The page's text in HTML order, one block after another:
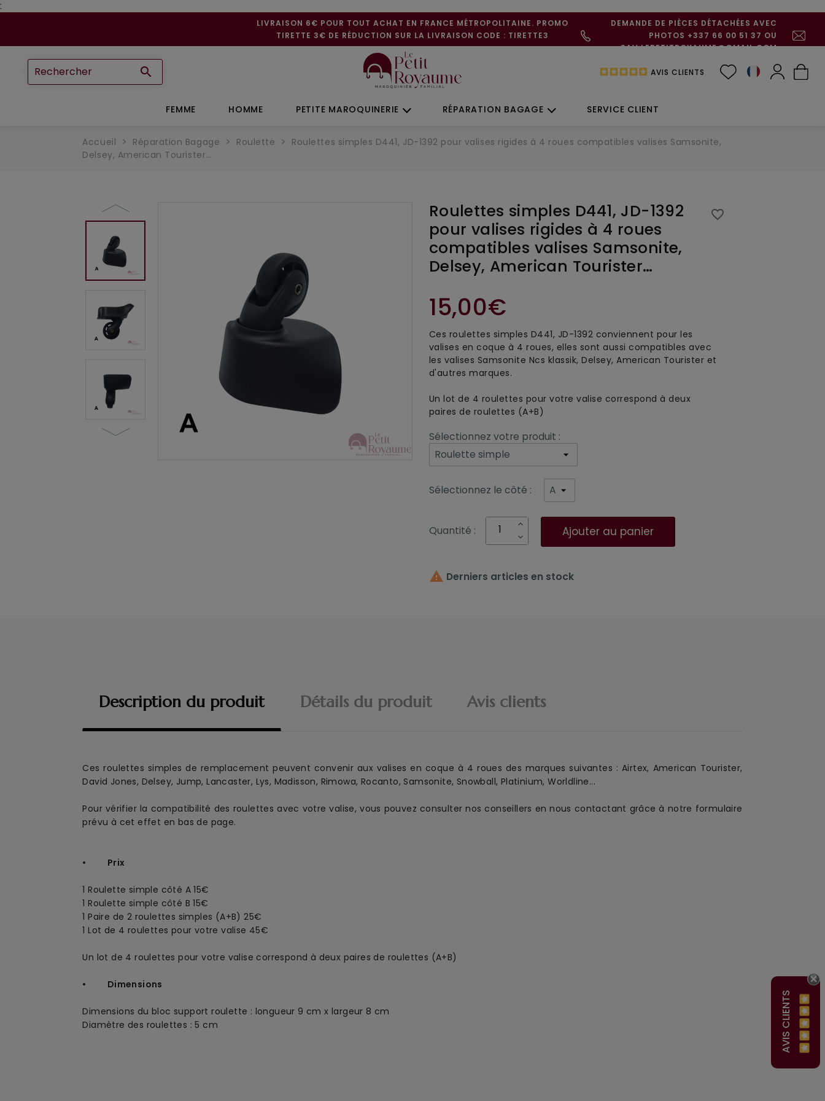
:
LIVRAISON 6€ POUR TOUT ACHAT EN FRANCE MÉTROPOLITAINE. PROMO
TIRETTE 3€ DE RÉDUCTION SUR LA LIVRAISON CODE : TIRETTE3
DEMANDE DE PIÈCES DÉTACHÉES AVEC
PHOTOS +337 66 00 51 37 OU
SAV.LEPETITROYAUME@GMAIL.COM
FEMME HOMME PETITE MAROQUINERIE RÉPARATION BAGAGE SERVICE CLIENT
 AVIS CLIENTS
Accueil Réparation Bagage Roulette
Roulettes simples D441, JD-1392 pour valises rigides à 4 roues compatibles valises Samsonite,
Delsey, American Tourister…
Description du produit Détails du produit Avis clients
Ces roulettes simples de remplacement peuvent convenir aux valises en coque à 4 roues des marques suivantes :Airtex, American Tourister,
David Jones, Delsey, Jump, Lancaster, Lys, Madisson, Rimowa, Rocanto, Samsonite, Snowball, Platinium, Worldline...
Pour vérifier la compatibilité des roulettes avec votre valise, vous pouvez consulter nos conseillers en nous contactant grâce à notre formulaire
prévu à cet effet en bas de page.
• Prix
1 Roulette simple côté A 15€
1 Roulette simple côté B 15€
1 Paire de 2 roulettes simples (A+B) 25€
1 Lot de 4 roulettes pour votre valise 45€
Un lot de 4 roulettes pour votre valise correspond à deux paires de roulettes (A+B)
• Dimensions
Dimensions du bloc support roulette : longueur 9 cm x largeur 8 cm
Diamètre des roulettes : 5 cm
Roulettes simples D441, JD-1392
pour valises rigides à 4 roues
compatibles valises Samsonite,
Delsey, American Tourister…
15,00€
Ces roulettes simples D441, JD-1392 conviennent pour les
valises en coque à 4 roues, elles sont aussi compatibles avec
les valises Samsonite Ncs klassik, Delsey, American Tourister et
d'autres marques.
Un lot de 4 roulettes pour votre valise correspond à deux
paires de roulettes (A+B)
Sélectionnez votre produit :
Sélectionnez le côté :
Quantité : Ajouter au panier
favorite_border
 Derniers articles en stock
AVIS CLIENTS